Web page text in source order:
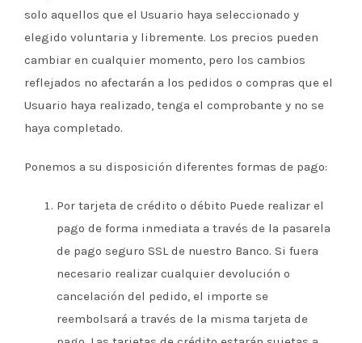
solo aquellos que el Usuario haya seleccionado y
elegido voluntaria y libremente. Los precios pueden
cambiar en cualquier momento, pero los cambios
reflejados no afectarán a los pedidos o compras que el
Usuario haya realizado, tenga el comprobante y no se
haya completado.
Ponemos a su disposición diferentes formas de pago:
Por tarjeta de crédito o débito Puede realizar el
pago de forma inmediata a través de la pasarela
de pago seguro SSL de nuestro Banco. Si fuera
necesario realizar cualquier devolución o
cancelación del pedido, el importe se
reembolsará a través de la misma tarjeta de